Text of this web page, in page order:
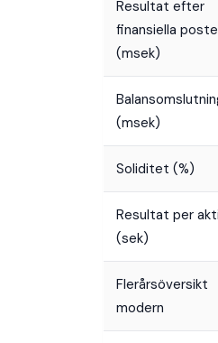
Resultat efter
finansiella
(msek)
(msek)
Soliditet (%)
Resultat per
(sek)
Flerårsöversikt
modern